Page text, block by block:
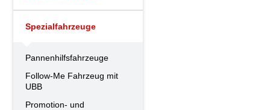
Spezialfahrzeuge
Pannenhilfsfahrzeuge
Follow-Me Fahrzeug mit
UBB
Promotion- und